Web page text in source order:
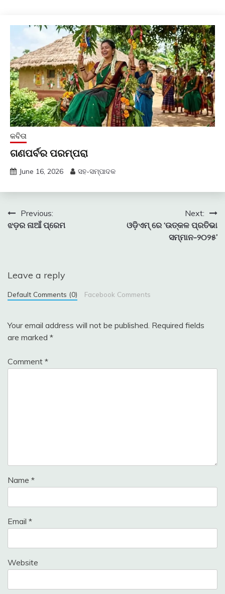
କବିତା
ଗଣପର୍ବର ପରମ୍ପରା
June 16, 2026 ସହ-ସମ୍ପାଦକ
Post
navigation
Previous:
ଝଡ଼ର ନାଆଁ ପ୍ରେମ
Next:
ଓଡ଼ିଏମ୍ ରେ ‘ଉତ୍କଳ ପ୍ରତିଭା
ସମ୍ମାନ-୨୦୨୫’
Leave a reply
Default Comments (0) Facebook Comments
Your email address will not be published. Required fields
are marked *
Comment *
Name *
Email *
Website